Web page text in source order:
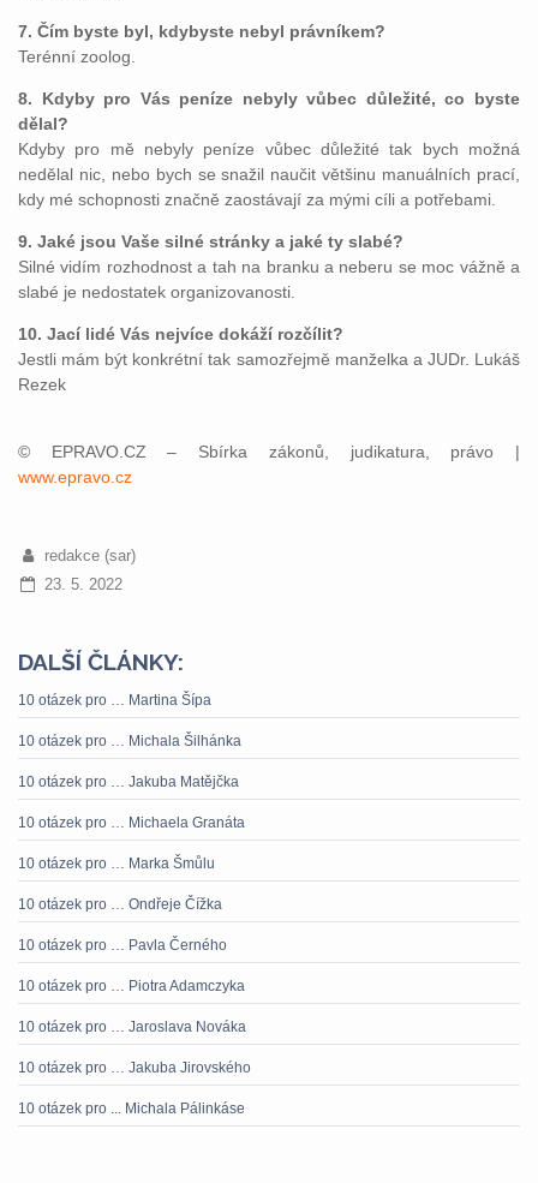
7. Čím byste byl, kdybyste nebyl právníkem?
Terénní zoolog.
8. Kdyby pro Vás peníze nebyly vůbec důležité, co byste
dělal?
Kdyby pro mě nebyly peníze vůbec důležité tak bych možná
nedělal nic, nebo bych se snažil naučit většinu manuálních prací,
kdy mé schopnosti značně zaostávají za mými cíli a potřebami.
9. Jaké jsou Vaše silné stránky a jaké ty slabé?
Silné vidím rozhodnost a tah na branku a neberu se moc vážně a
slabé je nedostatek organizovanosti.
10. Jací lidé Vás nejvíce dokáží rozčílit?
Jestli mám být konkrétní tak samozřejmě manželka a JUDr. Lukáš
Rezek
© EPRAVO.CZ – Sbírka zákonů, judikatura, právo |
www.epravo.cz
redakce (sar)
23. 5. 2022
DALŠÍ ČLÁNKY:
10 otázek pro … Martina Šípa
10 otázek pro … Michala Šilhánka
10 otázek pro … Jakuba Matějčka
10 otázek pro … Michaela Granáta
10 otázek pro … Marka Šmůlu
10 otázek pro … Ondřeje Čížka
10 otázek pro … Pavla Černého
10 otázek pro … Piotra Adamczyka
10 otázek pro … Jaroslava Nováka
10 otázek pro … Jakuba Jirovského
10 otázek pro ... Michala Pálinkáse